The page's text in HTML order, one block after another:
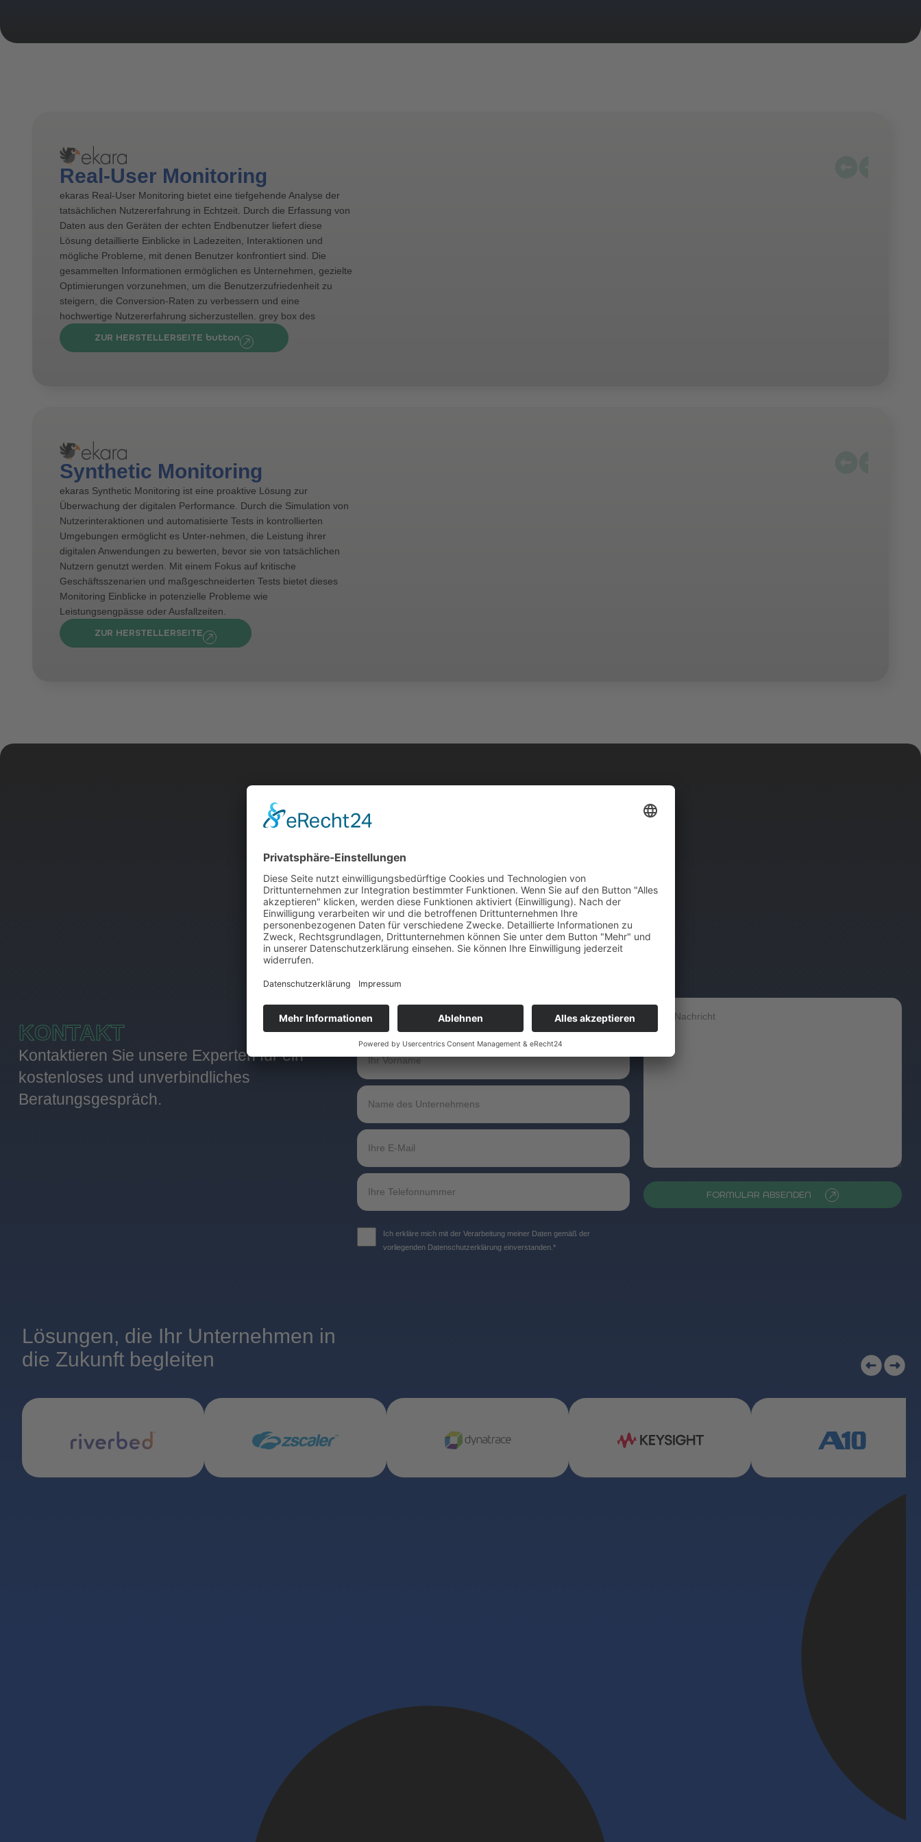
Real-User Monitoring
ekaras Real-User Monitoring bietet eine tiefgehende Analyse der
tatsächlichen Nutzererfahrung in Echtzeit. Durch die Erfassung von
Daten aus den Geräten der echten Endbenutzer liefert diese
Lösung detaillierte Einblicke in Ladezeiten, Interaktionen und
mögliche Probleme, mit denen Benutzer konfrontiert sind. Die
gesammelten Informationen ermöglichen es Unternehmen, gezielte
Optimierungen vorzunehmen, um die Benutzerzufriedenheit zu
steigern, die Conversion-Raten zu verbessern und eine
hochwertige Nutzererfahrung sicherzustellen. grey box des
ZUR HERSTELLERSEITE button
Synthetic Monitoring
ekaras Synthetic Monitoring ist eine proaktive Lösung zur
Überwachung der digitalen Performance. Durch die Simulation von
Nutzerinteraktionen und automatisierte Tests in kontrollierten
Umgebungen ermöglicht es Unter-nehmen, die Leistung ihrer
digitalen Anwendungen zu bewerten, bevor sie von tatsächlichen
Nutzern genutzt werden. Mit einem Fokus auf kritische
Geschäftsszenarien und maßgeschneiderten Tests bietet dieses
Monitoring Einblicke in potenzielle Probleme wie
Leistungsengpässe oder Ausfallzeiten.
ZUR HERSTELLERSEITE
KONTAKT
Kontaktieren Sie unsere Experten für ein
kostenloses und unverbindliches
Beratungsgespräch.
Ich erkläre mich mit der Verarbeitung meiner Daten gemäß der
vorliegenden Datenschutzerklärung einverstanden.*
FORMULAR ABSENDEN
Lösungen, die Ihr Unternehmen in
die Zukunft begleiten